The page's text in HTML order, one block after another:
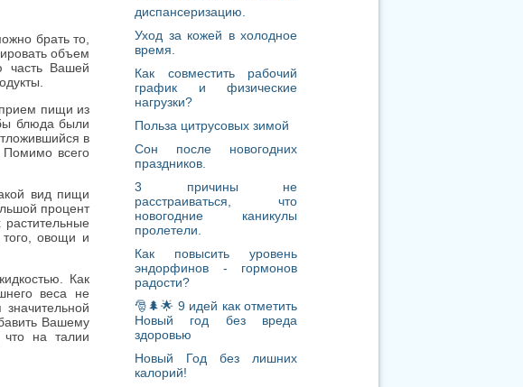
брать то,
объем
часть Вашей
прием пищи из
блюда были
в
Помимо всего
вид пищи
процент
овощи и
Как
веса не
Вашему
что на талии
диспансеризацию.
Уход за кожей в холодное
время.
Как совместить рабочий
график и физические
нагрузки?
Польза цитрусовых зимой
Сон после новогодних
праздников.
3 причины не
расстраиваться, что
новогодние каникулы
пролетели.
Как повысить уровень
эндорфинов - гормонов
радости?
🎅🌲🌟 9 идей как отметить
Новый год без вреда
здоровью
Новый Год без лишних
калорий!